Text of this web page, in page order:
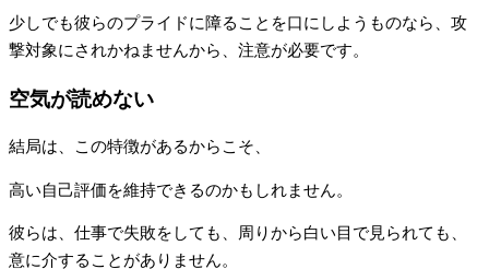
少しでも彼らのプライドに障ることを口にしようものなら、攻
撃対象にされかねませんから、注意が必要です。
空気が読めない
結局は、この特徴があるからこそ、
高い自己評価を維持できるのかもしれません。
彼らは、仕事で失敗をしても、周りから白い目で見られても、
意に介することがありません。